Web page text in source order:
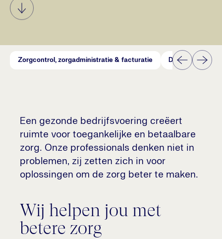
Zorgcontrol, zorgadministratie & facturatie Dynamiek+
Een gezonde bedrijfsvoering creëert
ruimte voor toegankelijke en betaalbare
zorg. Onze professionals denken niet in
problemen, zij zetten zich in voor
oplossingen om de zorg beter te maken.
Wij helpen jou met
betere zorg